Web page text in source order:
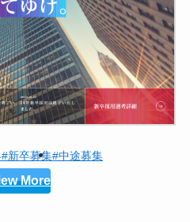
#新卒募集#中途募集
More